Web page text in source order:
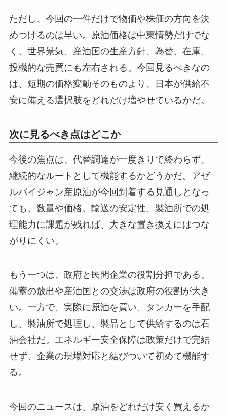
ただし、今回の一件だけで物価や株価の方向を決
めつけるのは早い。原油価格は中東情勢だけでな
く、世界景気、産油国の生産方針、為替、在庫、
投機的な売買にも左右される。今回見るべきなの
は、短期の価格変動そのものより、日本が供給不
安に備える選択肢をどれだけ増やせているかだ。
次に見るべき点はどこか
今後の焦点は、代替調達が一度きりで終わらず、
継続的なルートとして機能するかどうかだ。アゼ
ルバイジャン産原油が今回到着する見通しとなっ
ても、数量や価格、輸送の安定性、製油所での処
理能力に課題が残れば、大きな置き換えにはつな
がりにくい。
もう一つは、政府と民間企業の役割分担である。
備蓄の放出や産油国との交渉は政府の役割が大き
い。一方で、実際に原油を買い、タンカーを手配
し、製油所で処理し、製品として供給するのは石
油会社だ。エネルギー安全保障は政策だけで完結
せず、企業の現場対応と結びついて初めて機能す
る。
今回のニュースは、原油をどれだけ安く買えるか